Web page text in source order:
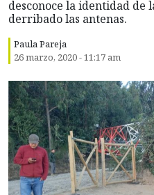
desconoce la identidad de
derribado las antenas.
Paula Pareja
26 marzo, 2020 - 11:17 am